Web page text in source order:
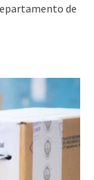
de